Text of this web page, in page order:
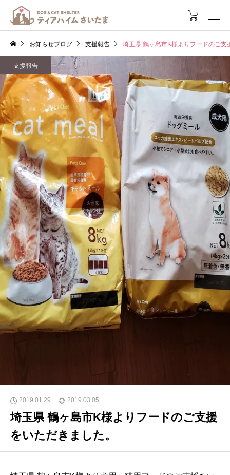

お知らせブログ 支援報告 埼玉県 鶴ヶ島市K様よりフードのご支
支援報告
2019.01.29 2019.03.05
埼玉県 鶴ヶ島市K様よりフードのご支援
をいただきました。